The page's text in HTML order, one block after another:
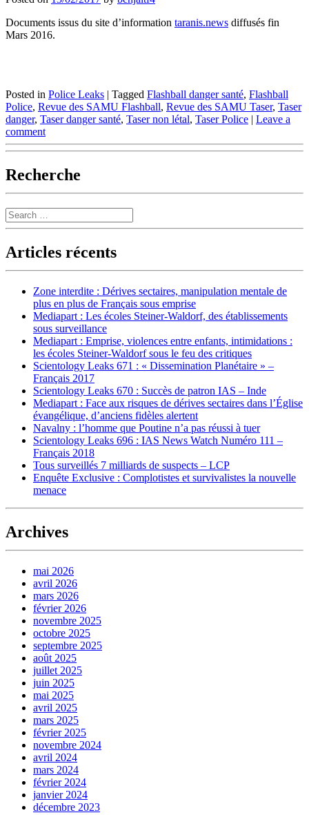
Documents issus du site d’information taranis.news diffusés fin
Mars 2016.
Posted in Police Leaks | Tagged Flashball danger santé, Flashball
Police, Revue des SAMU Flashball, Revue des SAMU Taser, Taser
danger, Taser danger santé, Taser non létal, Taser Police | Leave a
comment
Recherche
Search
Articles récents
Zone interdite : Dérives sectaires, manipulation mentale de
plus en plus de Français sous emprise
Mediapart : Les écoles Steiner-Waldorf, des établissements
sous surveillance
Mediapart : Emprise, violences entre enfants, intimidations :
les écoles Steiner-Waldorf sous le feu des critiques
Scientology Leaks 671 : « Dissemination Planétaire » –
Français 2017
Scientology Leaks 670 : Succès de patron IAS – Inde
Mediapart : Face aux risques de dérives sectaires dans l’Église
évangélique, d’anciens fidèles alertent
Navalny : l’homme que Poutine n’a pas réussi à tuer
Scientology Leaks 696 : IAS News Watch Numéro 111 –
Français 2018
Tous surveillés 7 milliards de suspects – LCP
Enquête Exclusive : Complotistes et survivalistes la nouvelle
menace
Archives
mai 2026
avril 2026
mars 2026
février 2026
novembre 2025
octobre 2025
septembre 2025
août 2025
juillet 2025
juin 2025
mai 2025
avril 2025
mars 2025
février 2025
novembre 2024
avril 2024
mars 2024
février 2024
janvier 2024
décembre 2023